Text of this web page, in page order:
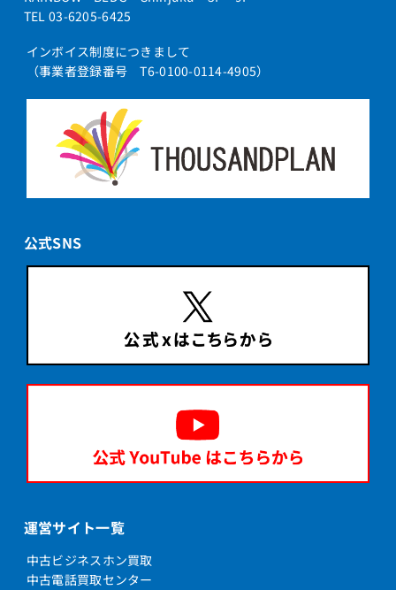
TEL 03-6205-6425
インボイス制度につきまして
（事業者登録番号 T6-0100-0114-4905）
公式SNS
運営サイト一覧
中古ビジネスホン買取
中古電話買取センター